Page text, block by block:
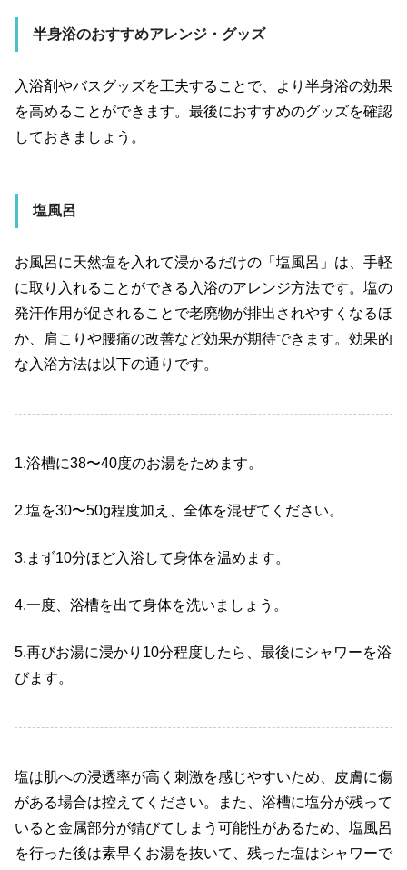
半身浴のおすすめアレンジ・グッズ
入浴剤やバスグッズを工夫することで、より半身浴の効果
を高めることができます。最後におすすめのグッズを確認
しておきましょう。
塩風呂
お風呂に天然塩を入れて浸かるだけの「塩風呂」は、手軽
に取り入れることができる入浴のアレンジ方法です。塩の
発汗作用が促されることで老廃物が排出されやすくなるほ
か、肩こりや腰痛の改善など効果が期待できます。効果的
な入浴方法は以下の通りです。
1.浴槽に38〜40度のお湯をためます。
2.塩を30〜50g程度加え、全体を混ぜてください。
3.まず10分ほど入浴して身体を温めます。
4.一度、浴槽を出て身体を洗いましょう。
5.再びお湯に浸かり10分程度したら、最後にシャワーを浴
びます。
塩は肌への浸透率が高く刺激を感じやすいため、皮膚に傷
がある場合は控えてください。また、浴槽に塩分が残って
いると金属部分が錆びてしまう可能性があるため、塩風呂
を行った後は素早くお湯を抜いて、残った塩はシャワーで